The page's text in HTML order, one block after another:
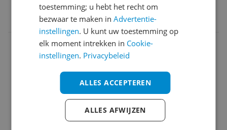
5036108125838
Eigenschappen
Maat
Materiaal
Overige kenmerken
Productinformatie
toestemming; u hebt het recht om
bezwaar te maken inAdvertentie-
instellingen. U kunt uw toestemming op
elk moment intrekken in Cookie-
instellingen. Privacybeleid
ALLES ACCEPTEREN
ALLES AFWIJZEN